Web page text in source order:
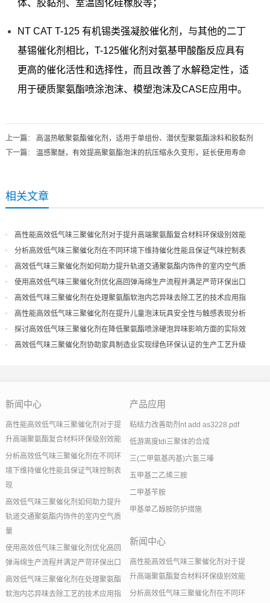
体、胶黏剂、室温固化硅橡胶等；
NT CAT T-125 有机锡类强凝胶催化剂，与其他的二丁
基锡催化剂相比，T-125催化剂对氨基甲酸酯反应具有
更高的催化活性和选择性，而且改善了水解稳定性，适
用于硬质聚氨酯喷涂泡沫、模塑泡沫及CASE应用中。
上一篇： 高温热敏聚氨酯催化剂，适用于单组份、潜伏型聚氨酯涂料和胶黏剂
下一篇： 温感聚醚，有效提高聚氨酯泡沫的抗压缩永久变形，延长使用寿命
相关文章
高性能高效低气味三聚催化剂对于提升高端聚氨酯复合材料环保级别效能
分析高效低气味三聚催化剂在不同环境下维持催化性能且保证气味控制表
现
高效低气味三聚催化剂如何助力提升轨道交通聚氨酯内饰件的室内空气质
量
使用高效低气味三聚催化剂优化高回弹海绵生产流程并满足严苛环保出口
高效低气味三聚催化剂在处理聚氨酯软泡内芯异味去除工艺的技术应用指
导
高性能高效低气味三聚催化剂在提升儿童泡沫玩具安全性与触感表现分析
探讨高效低气味三聚催化剂在降低聚氨酯喷涂硬泡异味影响方面的实际效
果
高效低气味三聚催化剂协助家具制造业实现绿色环保认证的生产工艺升级
新闻中心
高性能高效低气味三聚催化剂对于提
升高端聚氨酯复合材料环保级别效能
分析高效低气味三聚催化剂在不同环
境下维持催化性能且保证气味控制表
现
高效低气味三聚催化剂如何助力提升
轨道交通聚氨酯内饰件的室内空气质
量
使用高效低气味三聚催化剂优化高回
弹海绵生产流程并满足严苛环保出口
高效低气味三聚催化剂在处理聚氨酯
软泡内芯异味去除工艺的技术应用指
产品应用
粘结力改善助剂nt add as3228.pdf
低游离度tdi三聚体的合成
三(二甲氨基丙基)六氢三嗪
五甲基二乙烯三胺
二甲基苄胺
甲基单乙醇胺防护措施
新闻中心
高性能高效低气味三聚催化剂对于提
升高端聚氨酯复合材料环保级别效能
分析高效低气味三聚催化剂在不同环